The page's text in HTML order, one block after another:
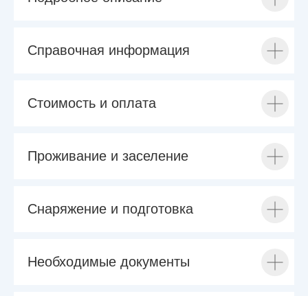
Справочная информация
Стоимость и оплата
Проживание и заселение
Снаряжение и подготовка
Необходимые документы